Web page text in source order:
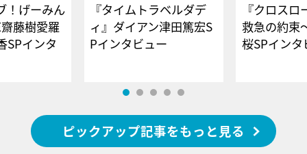
！げーみん
藤樹愛羅
SPインタ
『タイムトラベルダデ
ィ』ダイアン津田篤宏S
Pインタビュー
『クロス
救急の約束
桜SPイ
ピックアップ記事をもっと見る